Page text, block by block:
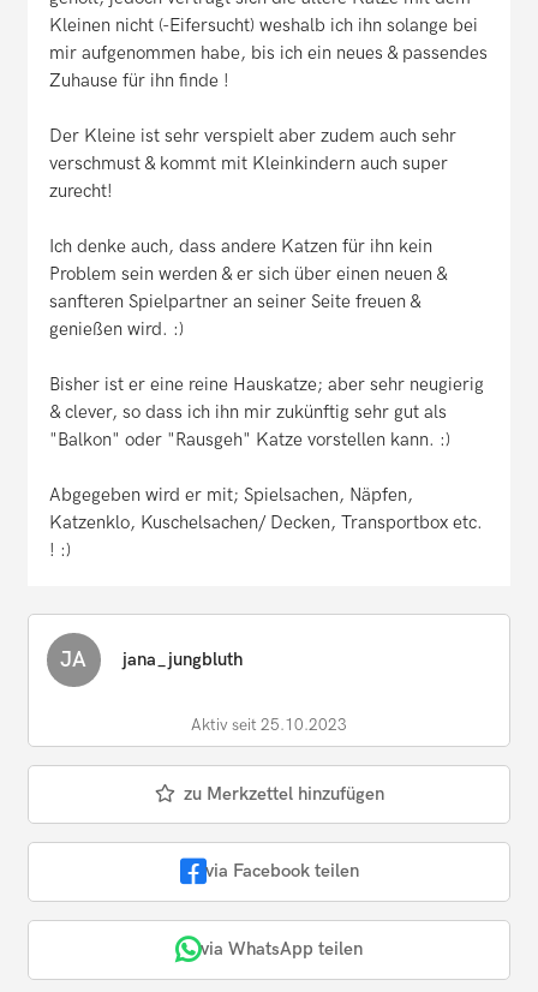
Kleinen nicht (-Eifersucht) weshalb ich ihn solange bei
mir aufgenommen habe, bis ich ein neues & passendes
Zuhause für ihn finde !
Der Kleine ist sehr verspielt aber zudem auch sehr
verschmust & kommt mit Kleinkindern auch super
zurecht!
Ich denke auch, dass andere Katzen für ihn kein
Problem sein werden & er sich über einen neuen &
sanfteren Spielpartner an seiner Seite freuen &
genießen wird. :)
Bisher ist er eine reine Hauskatze; aber sehr neugierig
& clever, so dass ich ihn mir zukünftig sehr gut als
"Balkon" oder "Rausgeh" Katze vorstellen kann. :)
Abgegeben wird er mit; Spielsachen, Näpfen,
Katzenklo, Kuschelsachen/ Decken, Transportbox etc.
! :)
JA jana_jungbluth
Aktiv seit 25.10.2023
zu Merkzettel hinzufügen
via Facebook teilen
via WhatsApp teilen